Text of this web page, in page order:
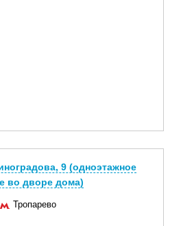
9 (одноэтажное
во дворе дома)
Тропарево